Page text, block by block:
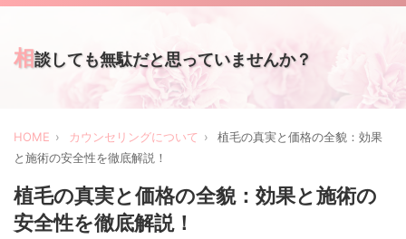
相談しても無駄だと思っていませんか？
HOME カウンセリングについて
植毛の真実と価格の全貌：効果
と施術の安全性を徹底解説！
植毛の真実と価格の全貌：効果と施術の
安全性を徹底解説！